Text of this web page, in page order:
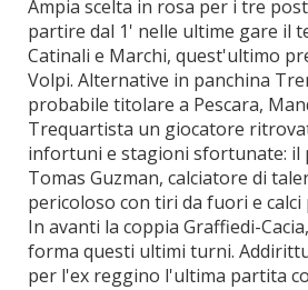
Ampia scelta in rosa per i tre
partire dal 1' nelle ultime gare il
Catinali e Marchi, quest'ultimo
Volpi. Alternative in panchina
probabile titolare a Pescara,
Trequartista un giocatore
infortuni e stagioni sfortunate: il
Tomas Guzman, calciatore di
pericoloso con tiri da fuori e calci
In avanti la coppia Graffiedi-
forma questi ultimi turni.
per l'ex reggino l'ultima partita